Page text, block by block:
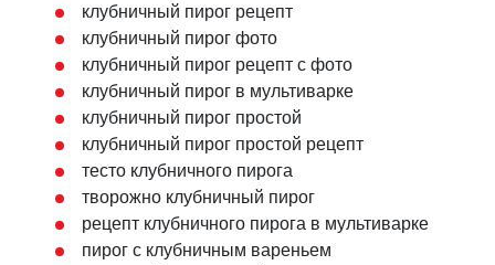
клубничный пирог рецепт
клубничный пирог фото
клубничный пирог рецепт с фото
клубничный пирог в мультиварке
клубничный пирог простой
клубничный пирог простой рецепт
тесто клубничного пирога
творожно клубничный пирог
рецепт клубничного пирога в мультиварке
пирог с клубничным вареньем